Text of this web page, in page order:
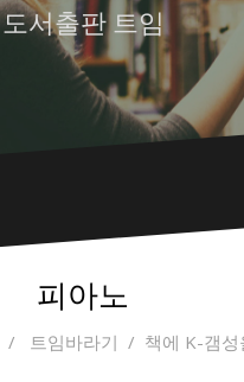
도서출판 트임
피아노
트임바라기 책에 K-갬